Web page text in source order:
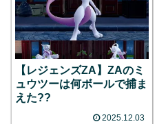
【レジェンズZA】ZAのミ
ュウツーは何ボールで捕ま
えた??
2025.12.03